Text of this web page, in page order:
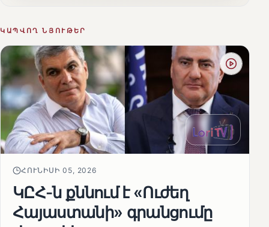
ԿԱՊՎՈՂ ՆՅՈՒԹԵՐ
ՀՈՒՆԻՍԻ 05, 2026
ԿԸՀ-ն քննում է «Ուժեղ
Հայաստանի» գրանցումը